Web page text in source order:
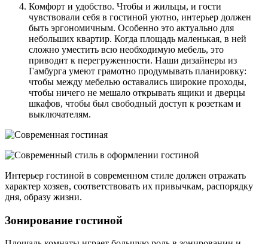
Комфорт и удобство. Чтобы и жильцы, и гости
чувствовали себя в гостиной уютно, интерьер должен
быть эргономичным. Особенно это актуально для
небольших квартир. Когда площадь маленькая, в ней
сложно уместить всю необходимую мебель, это
приводит к перегруженности. Наши дизайнеры из
Гамбурга умеют грамотно продумывать планировку:
чтобы между мебелью оставались широкие проходы,
чтобы ничего не мешало открывать ящики и дверцы
шкафов, чтобы был свободный доступ к розеткам и
выключателям.
Интерьер гостиной в современном стиле должен отражать
характер хозяев, соответствовать их привычкам, распорядку
дня, образу жизни.
Зонирование гостиной